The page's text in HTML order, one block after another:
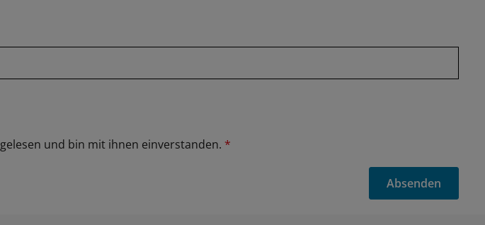
gelesen und bin mit ihnen einverstanden. *
Absenden